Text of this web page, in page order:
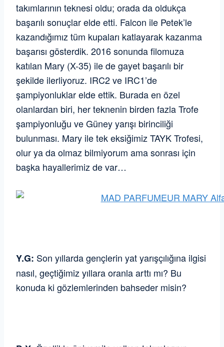
takımlarının teknesi oldu; orada da oldukça
başarılı sonuçlar elde etti. Falcon ile Petek’le
kazandığımız tüm kupaları katlayarak kazanma
başarısı gösterdik. 2016 sonunda filomuza
katılan Mary (X-35) ile de gayet başarılı bir
şekilde ilerliyoruz. IRC2 ve IRC1’de
şampiyonluklar elde ettik. Burada en özel
olanlardan biri, her teknenin birden fazla Trofe
şampiyonluğu ve Güney yarışı birinciliği
bulunması. Mary ile tek eksiğimiz TAYK Trofesi,
olur ya da olmaz bilmiyorum ama sonrası için
başka hayallerimiz de var…
Y.G: Son yıllarda gençlerin yat yarışçılığına ilgisi
nasıl, geçtiğimiz yıllara oranla arttı mı? Bu
konuda ki gözlemlerinden bahseder misin?